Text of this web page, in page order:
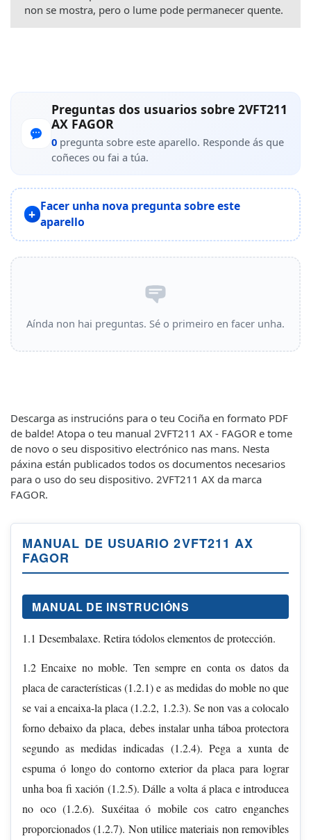
non se mostra, pero o lume pode permanecer quente.
Preguntas dos usuarios sobre 2VFT211
AX FAGOR
0 pregunta sobre este aparello. Responde ás que
coñeces ou fai a túa.
Facer unha nova pregunta sobre este
aparello
Aínda non hai preguntas. Sé o primeiro en facer unha.
Descarga as instrucións para o teu Cociña en formato PDF
de balde! Atopa o teu manual 2VFT211 AX - FAGOR e tome
de novo o seu dispositivo electrónico nas mans. Nesta
páxina están publicados todos os documentos necesarios
para o uso do seu dispositivo. 2VFT211 AX da marca
FAGOR.
MANUAL DE USUARIO 2VFT211 AX
FAGOR
MANUAL DE INSTRUCIÓNS
1.1 Desembalaxe. Retira tódolos elementos de protección.
1.2 Encaixe no moble. Ten sempre en conta os datos da
placa de características (1.2.1) e as medidas do moble no que
se vai a encaixa-la placa (1.2.2, 1.2.3). Se non vas a colocalo
forno debaixo da placa, debes instalar unha táboa protectora
segundo as medidas indicadas (1.2.4). Pega a xunta de
espuma ó longo do contorno exterior da placa para lograr
unha boa fi xación (1.2.5). Dálle a volta á placa e introducea
no oco (1.2.6). Suxéitaa ó mobile cos catro enganches
proporcionados (1.2.7). Non utilice materiais non removibles